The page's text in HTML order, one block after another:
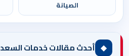
الصيانة
◆ أحدث مقالات خدمات السعد